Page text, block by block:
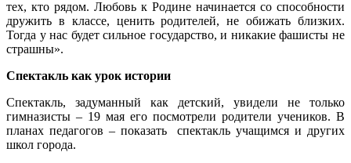
тех, кто рядом. Любовь к Родине начинается со способности
дружить в классе, ценить родителей, не обижать близких.
Тогда у нас будет сильное государство, и никакие фашисты не
страшны».
Спектакль как урок истории
Спектакль, задуманный как детский, увидели не только
гимназисты – 19 мая его посмотрели родители учеников. В
планах педагогов – показать спектакль учащимся и других
школ города.